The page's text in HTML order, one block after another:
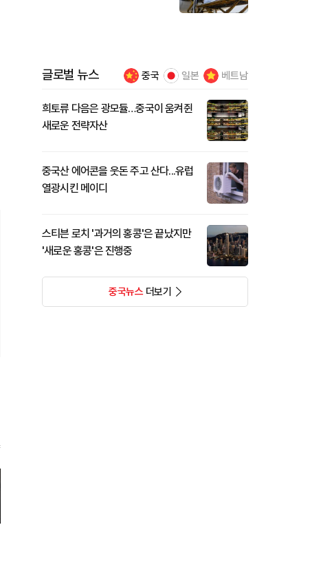
글로벌 뉴스 중국 일본 베트남
희토류 다음은 광모듈…중국이 움켜쥔
새로운 전략자산
중국산 에어콘을 웃돈 주고 산다...유럽
열광시킨 메이디
스티븐 로치 '과거의 홍콩'은 끝났지만
'새로운 홍콩'은 진행중
중국뉴스더보기